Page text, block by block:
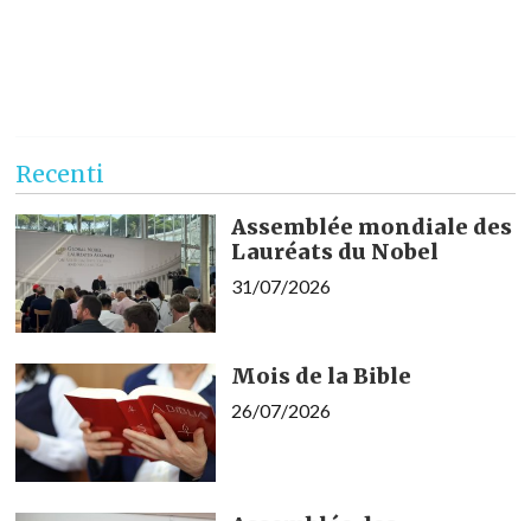
Recenti
Assemblée mondiale des
Lauréats du Nobel
31/07/2026
Mois de la Bible
26/07/2026